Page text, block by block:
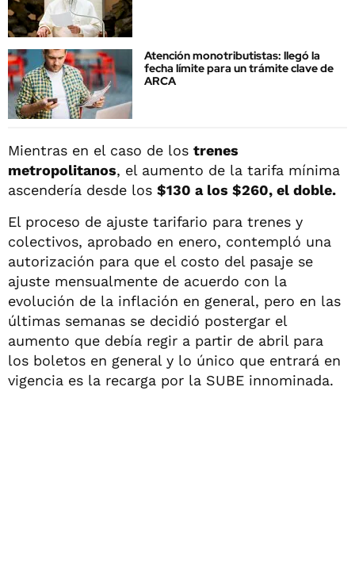
Atención monotributistas: llegó la
fecha límite para un trámite clave de
ARCA
Mientras en el caso de los trenes
metropolitanos, el aumento de la tarifa mínima
ascendería desde los $130 a los $260, el doble.
El proceso de ajuste tarifario para trenes y
colectivos, aprobado en enero, contempló una
autorización para que el costo del pasaje se
ajuste mensualmente de acuerdo con la
evolución de la inflación en general, pero en las
últimas semanas se decidió postergar el
aumento que debía regir a partir de abril para
los boletos en general y lo único que entrará en
vigencia es la recarga por la SUBE innominada.